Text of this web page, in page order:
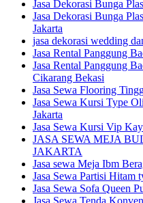
Jasa Dekorasi Bunga
Jasa Dekorasi Bunga
Jakarta
jasa dekorasi wedding
Jasa Rental Panggung
Jasa Rental Panggung
Cikarang Bekasi
Jasa Sewa Flooring
Jasa Sewa Kursi Type
Jakarta
Jasa Sewa Kursi Vip
JASA SEWA MEJA
JAKARTA
Jasa sewa Meja Ibm
Jasa Sewa Partisi Hitam
Jasa Sewa Sofa Queen